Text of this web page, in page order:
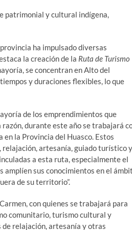
patrimonial y cultural indígena,
ha impulsado diversas
la creación de la Ruta de Turismo
se concentran en Alto del
y duraciones flexibles, lo que
de los emprendimientos que
durante este año se trabajará
la Provincia del Huasco. Estos
artesanía, guiado turístico y
a esta ruta, especialmente el
sus conocimientos en el
de su territorio”.
con quienes se trabajará para
comunitario, turismo cultural y
relajación, artesanía y otras